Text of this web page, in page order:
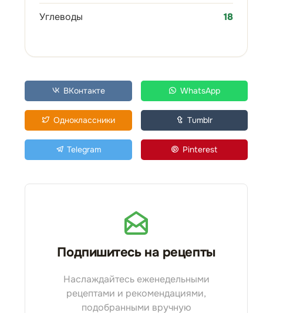
Углеводы 18
ВКонтакте WhatsApp
Одноклассники Tumblr
Telegram Pinterest
Подпишитесь на рецепты
Наслаждайтесь еженедельными
рецептами и рекомендациями,
подобранными вручную